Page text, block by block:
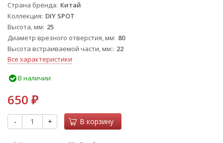
Страна бренда Китай
Коллекция DIY SPOT
Высота, мм 25
Диаметр врезного отверстия, мм 80
Высота встраиваемой части, мм: 22
Все характеристики
В наличии
650 ₽
- + В корзину